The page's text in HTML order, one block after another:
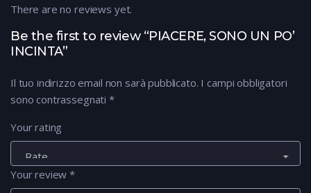
Be the first to review “PIACERE, SONO UN PO’
INCINTA”
Il tuo indirizzo email non sarà pubblicato. I campi obbligatori
sono contrassegnati *
Your rating
Your review*
There are no reviews yet.